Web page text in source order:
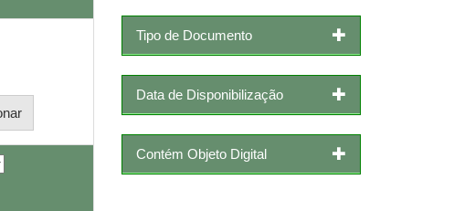
Tipo de Documento
Data de Disponibilização
Contém Objeto Digital